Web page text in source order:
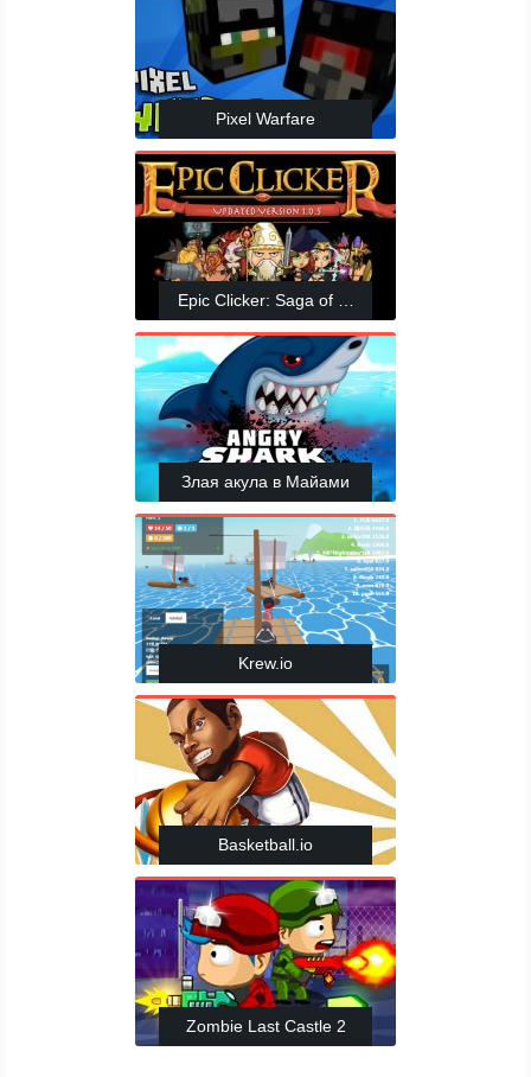
Pixel Warfare
Epic Clicker: Saga of Middle Earth
Злая акула в Майами
Krew.io
Basketball.io
Zombie Last Castle 2